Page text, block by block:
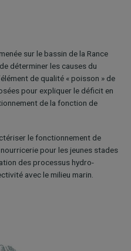
sur le bassin de la Rance
déterminer les causes du
de qualité « poisson » de
pour expliquer le déficit en
de la fonction de
le fonctionnement de
pour les jeunes stades
des processus hydro-
avec le milieu marin.